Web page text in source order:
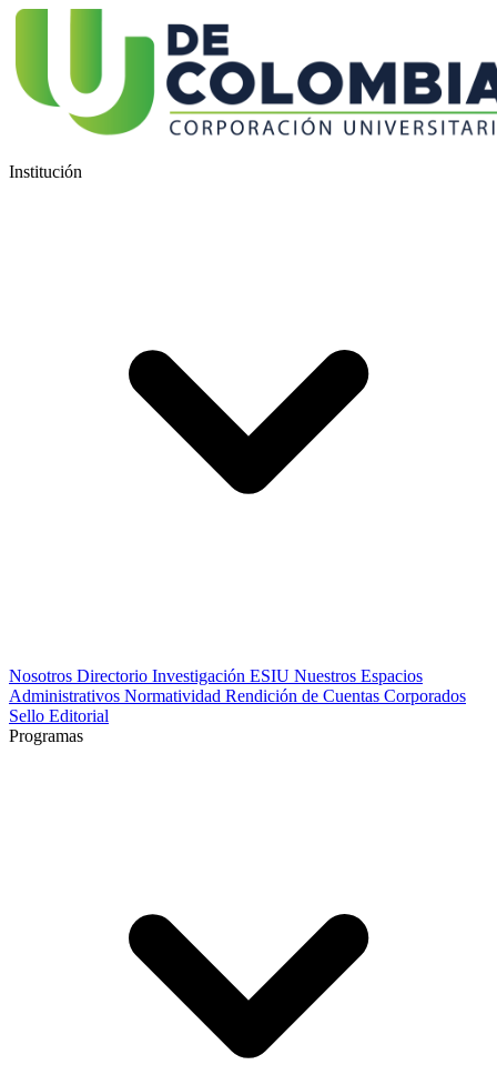
Institución
Nosotros Directorio Investigación ESIU Nuestros Espacios
Administrativos Normatividad Rendición de Cuentas Corporados
Sello Editorial
Programas